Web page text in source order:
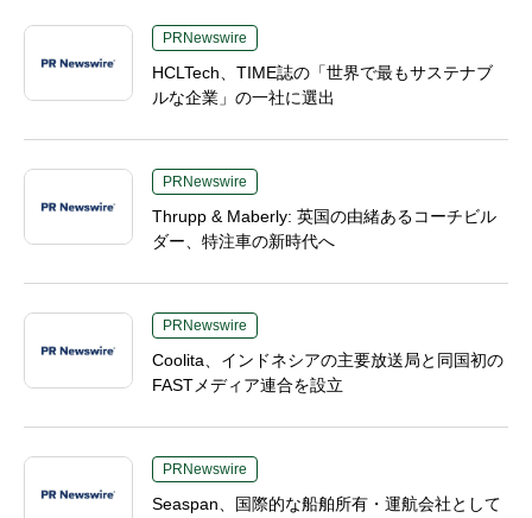
PRNewswire
HCLTech、TIME誌の「世界で最もサステナブ
ルな企業」の一社に選出
PRNewswire
Thrupp & Maberly: 英国の由緒あるコーチビル
ダー、特注車の新時代へ
PRNewswire
Coolita、インドネシアの主要放送局と同国初の
FASTメディア連合を設立
PRNewswire
Seaspan、国際的な船舶所有・運航会社として